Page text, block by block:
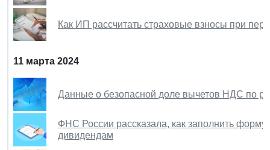
Как ИП рассчитать страховые взносы при
11 марта 2024
Данные о безопасной доле вычетов НДС по
ФНС России рассказала, как заполнить
дивидендам